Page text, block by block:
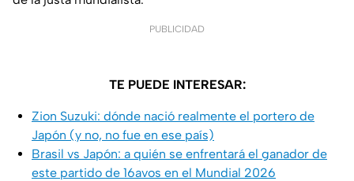
PUBLICIDAD
TE PUEDE INTERESAR:
Zion Suzuki: dónde nació realmente el portero de
Japón (y no, no fue en ese país)
Brasil vs Japón: a quién se enfrentará el ganador de
este partido de 16avos en el Mundial 2026